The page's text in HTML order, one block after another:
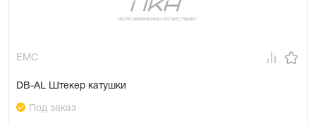
EMC
DB-AL Штекер катушки
Под заказ